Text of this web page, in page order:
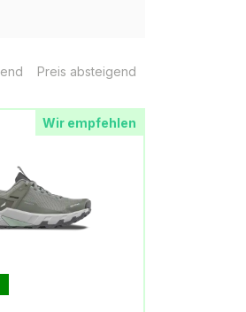
Preis absteigend
Wir empfehlen